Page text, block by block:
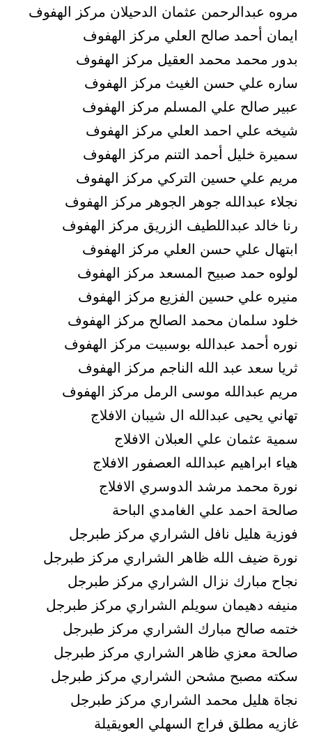
مروه عبدالرحمن عثمان الدحيلان مركز الهفوف
ايمان أحمد صالح العلي مركز الهفوف
بدور محمد محمد العقيل مركز الهفوف
ساره علي حسن الغيث مركز الهفوف
عبير صالح علي المسلم مركز الهفوف
شيخه علي احمد العلي مركز الهفوف
سميرة خليل أحمد التنم مركز الهفوف
مريم علي حسين التركي مركز الهفوف
نجلاء عبدالله جوهر الجوهر مركز الهفوف
رنا خالد عبداللطيف الزريق مركز الهفوف
ابتهال علي حسن العلي مركز الهفوف
لولوه حمد صبيح المسعد مركز الهفوف
منيره علي حسين الفزيع مركز الهفوف
خلود سلمان محمد الصالح مركز الهفوف
نوره أحمد عبدالله بوسبيت مركز الهفوف
ثريا سعد عبد الله الناجم مركز الهفوف
مريم عبدالله موسى الرمل مركز الهفوف
تهاني يحيى عبدالله ال شيبان الافلاج
سمية عثمان علي العبلان الافلاج
هياء ابراهيم عبدالله العصفور الافلاج
نورة محمد مرشد الدوسري الافلاج
صالحة احمد علي الغامدي الباحة
فوزية هليل نافل الشراري مركز طبرجل
نورة ضيف الله ظاهر الشراري مركز طبرجل
نجاح مبارك نزال الشراري مركز طبرجل
منيفه دهيمان سويلم الشراري مركز طبرجل
ختمه صالح مبارك الشراري مركز طبرجل
صالحة معزي ظاهر الشراري مركز طبرجل
سكته مصبح مشحن الشراري مركز طبرجل
نجاة هليل محمد الشراري مركز طبرجل
غازيه مطلق فراج السهلي العويقيلة